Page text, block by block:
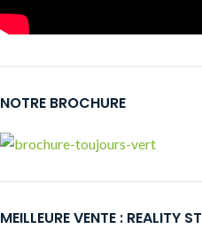
NOTRE BROCHURE
MEILLEURE VENTE : REALITY ST